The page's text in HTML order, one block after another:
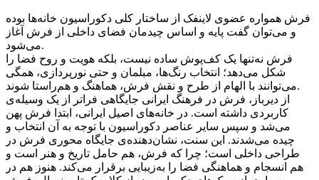
فرش همواره عضوی لاینفک از ساختار کلی دکوراسیون خانه‌ها بوده
و می‌توان گفت پایه و اساس چیدمان فضای داخلی از فرش آغاز
می‌شود.
فرش نه‌تنها یک کف‌پوش ساده نیست، بلکه هویت و روح فضا را
شکل می‌دهد؛ انتخاب رنگ‌ها، مبلمان و حتی نورپردازی، همگی
می‌توانند با الهام از طرح و نقش فرش، هماهنگ و هم‌راستا شوند.
از دیرباز، فرش در فرهنگ ایرانی جایگاهی فراتر از یک وسیله‌ی
کاربردی داشته است. در خانه‌های اصیل ایرانی، ابتدا فرش پهن
می‌شد و سپس سایر عناصر دکوراسیون با توجه به آن انتخاب و
چیده می‌شدند. این سنت، نشان‌دهنده‌ی جایگاه محوری فرش در
طراحی داخلی است؛ چرا که فرش، هم حامل تاریخ و هنر است و
هم انسجام و هماهنگی فضا را به‌زیبایی برقرار می‌کند. هنوز هم در